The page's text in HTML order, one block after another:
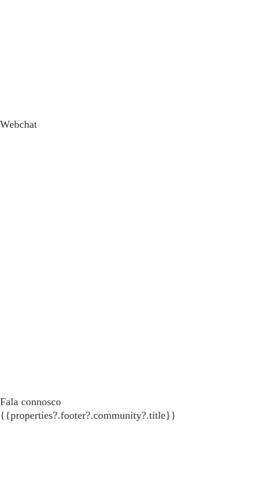
Webchat
Fala connosco
{{properties?.footer?.community?.title}}